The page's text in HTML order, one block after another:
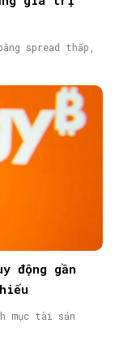
spread thấp,
động gần
mục tài sản